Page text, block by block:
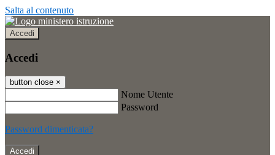
Salta al contenuto
Accedi
Accedi
button close ×
Nome Utente
Password
Password dimenticata?